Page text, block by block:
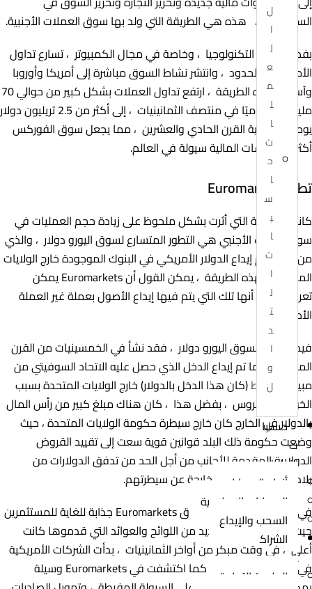
ل
ا
ل
ع
م
ل
ا
ت
ح
ا
س
ب
ا
ت
ا
ل
ت
د
ا
و
ل
حسابا
ت
التداول
أنواع الحسابات
الحسابات الإسلامية
السحب والإيداع
الشراك
ة
العلامة التجارية
السبعينيات ، هذه هي الطريقة التي ولد بها سوق العملات الأجنبية.
بفضل ظهور التكنولوجيا ، وخاصة في مجال الكمبيوتر ، تسارع تداول
الأموال عبر الحدود ، وانتشر نشاط السوق مباشرة إلى أمريكا وأوروبا
وآسيا ، بهذه الطريقة ، ارتفع تداول العملات بشكل كبير من حوالي 70
مليار دولار يوميًا في منتصف الثمانينيات ، إلى أكثر من 2.5 تريليون دولار
يوميًا في بداية القرن الحادي والعشرين ، مما يجعل سوق الفوركس
أكثر المؤسسات المالية سيولة في العالم.
تطوير Euromarket
كانت الحقيقة التي أثرت بشكل ملحوظ على زيادة حجم العمليات في
سوق الصرف الأجنبي هي التطور المتسارع لسوق اليورو دولار ، والذي
من خلاله يتم إيداع الدولار الأمريكي في البنوك الموجودة خارج الولايات
المتحدة ، بهذه الطريقة ، يمكن القول أن Euromarkets يمكن
تعريفها على أنها تلك التي يتم فيها إيداع الأصول بعملة غير العملة
الأصلية.
فيما يتعلق بسوق اليورو دولار ، فقد نشأ في الخمسينيات من القرن
الماضي عندما تم إيداع الدخل الذي حصل عليه الاتحاد السوفيتي من
مبيعات
النفط(كان هذا الدخل بالدولار) خارج الولايات المتحدة بسبب
الخوف من الروس ، بفضل هذا ، كان هناك مبلغ كبير من رأس المال
بالدولار في الخارج كان خارج سيطرة حكومة الولايات المتحدة ، حيث
وضعت حكومة ذلك البلد قوانين قوية سعت إلى تقييد القروض
الدولارية المقدمة للأجانب من أجل الحد من تدفق الدولارات من
بلادهم التي قد تكون خارجة عن سيطرتهم.
في ذلك الوقت ، كانت أسواق Euromarkets جذابة للغاية للمستثمرين
حيث لم يكن لديهم العديد من اللوائح والعوائد التي قدموها كانت
أعلى ، في وقت مبكر من أواخر الثمانينيات ، بدأت الشركات الأمريكية
في الاقتراض من الخارج كما اكتشفت في Euromarkets وسيلة